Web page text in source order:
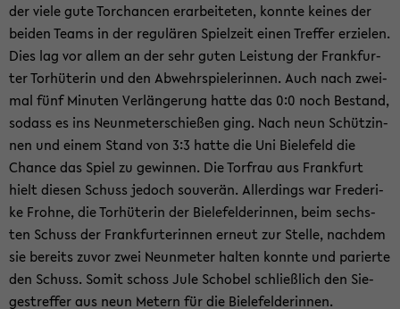
der viele gute Tor­chan­cen er­ar­bei­te­ten, konn­te kei­nes der
bei­den Teams in der re­gu­lä­ren Spiel­zeit einen Tref­fer er­zie­len.
Dies lag vor allem an der sehr guten Leis­tung der Frank­fur­
ter Tor­hü­te­rin und den Ab­wehr­spie­le­rin­nen. Auch nach zwei­
mal fünf Mi­nu­ten Ver­län­ge­rung hatte das 0:0 noch Be­stand,
so­dass es ins Neun­me­ter­schie­ßen ging. Nach neun Schüt­zin­
nen und einem Stand von 3:3 hatte die Uni Bie­le­feld die
Chan­ce das Spiel zu ge­win­nen. Die Tor­frau aus Frank­furt
hielt die­sen Schuss je­doch sou­ve­rän. Al­ler­dings war Fre­de­ri­
ke Froh­ne, die Tor­hü­te­rin der Bie­le­fel­de­rin­nen, beim sechs­
ten Schuss der Frank­fur­te­rin­nen er­neut zur Stel­le, nach­dem
sie be­reits zuvor zwei Neun­me­ter hal­ten konn­te und pa­rier­te
den Schuss. Somit schoss Jule Scho­bel schließ­lich den Sie­
ges­tref­fer aus neun Me­tern für die Bie­le­fel­de­rin­nen.